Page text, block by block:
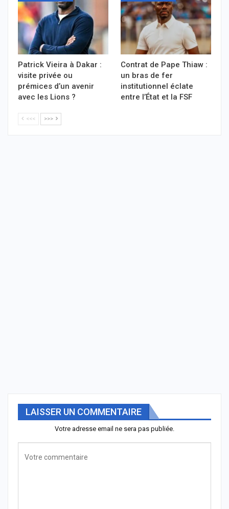
Patrick Vieira à Dakar :
visite privée ou
prémices d’un avenir
avec les Lions ?
Contrat de Pape Thiaw :
un bras de fer
institutionnel éclate
entre l’État et la FSF
<<< >>>
LAISSER UN COMMENTAIRE
Votre adresse email ne sera pas publiée.